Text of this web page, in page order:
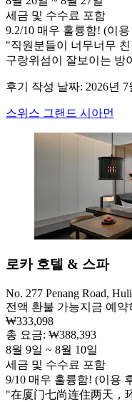
세금 및 수수료 포함
9.2/10 매우 훌륭함! (이용
"직원분들이 너무너무
구랑위섬이 잘보이는 방
후기 작성 날짜: 2026년 7
스위스 그랜드 시아먼
로카 호텔 & 스파
No. 277 Penang Road,
전액 환불 가능지금 예약
₩333,098
총 요금: ₩388,393
8월 9일 ~ 8월 10일
세금 및 수수료 포함
9/10 매우 훌륭함! (이용
"在厦门七尚连住两天，